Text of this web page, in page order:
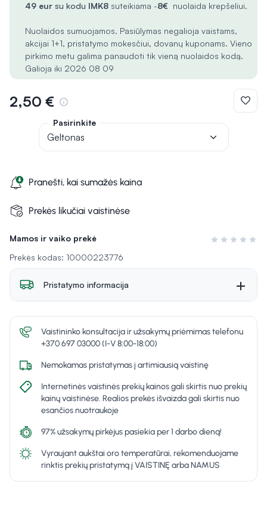
Mamos ir vaiko prekė
Įvertinimas 0
Prekės kodas: 10000223776
49 eur su kodu IMK8 suteikiama -8€ nuolaida krepšeliui.
Nuolaidos sumuojamos. Pasiūlymas negalioja vaistams,
akcijai 1+1, pristatymo mokesčiui, dovanų kuponams. Vieno
pirkimo metu galima panaudoti tik vieną nuolaidos kodą.
Galioja iki 2026 08 09
2,50 €
Pranešti, kai sumažės kaina
Prekės likučiai vaistinėse
Pasirinkite
Geltonas
Pristatymo informacija
Vaistininko konsultacija ir užsakymų priėmimas telefonu
+370 697 03000 (I-V 8:00-18:00)
Nemokamas pristatymas į artimiausią vaistinę
Internetinės vaistinės prekių kainos gali skirtis nuo prekių
kainų vaistinėse. Realios prekės išvaizda gali skirtis nuo
esančios nuotraukoje
97% užsakymų pirkėjus pasiekia per 1 darbo dieną!
Vyraujant aukštai oro temperatūrai, rekomenduojame
rinktis prekių pristatymą į VAISTINĘ arba NAMUS